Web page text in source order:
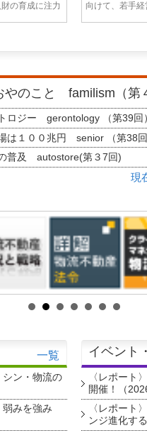
の育成に注力
向けて、若手
やのこと familism（第
ロジー gerontology （第39回
は１００兆円 senior （第38
普及 autostore(第３7回)
現
一覧
シン・物流の
弱みを強み
イベント
〈レポート
開催！（
〈レポート
ンジ進化す